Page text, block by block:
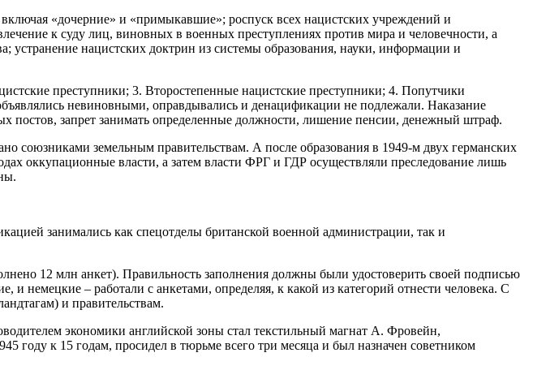
«дочерние» и «примыкавшие»; роспуск всех нацистских учреждений и
к суду лиц, виновных в военных преступлениях против мира и человечности, а
устранение нацистских доктрин из системы образования, науки, информации и
преступники; 3. Второстепенные нацистские преступники; 4. Попутчики
невиновными, оправдывались и денацификации не подлежали. Наказание
постов, запрет занимать определенные должности, лишение пенсии, денежный штраф.
союзниками земельным правительствам. А после образования в 1949-м двух германских
оккупационные власти, а затем власти ФРГ и ГДР осуществляли преследование лишь
занимались как спецотделы британской военной администрации, так и
12 млн анкет). Правильность заполнения должны были удостоверить своей подписью
немецкие – работали с анкетами, определяя, к какой из категорий отнести человека. С
и правительствам.
экономики английской зоны стал текстильный магнат А. Фровейн,
к 15 годам, просидел в тюрьме всего три месяца и был назначен советником